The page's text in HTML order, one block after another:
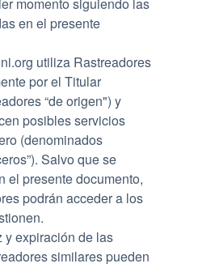
en el presente
utiliza Rastreadores
por el Titular
“de origen") y
posibles servicios
(denominados
Salvo que se
el presente documento,
podrán acceder a los
y expiración de las
similares pueden